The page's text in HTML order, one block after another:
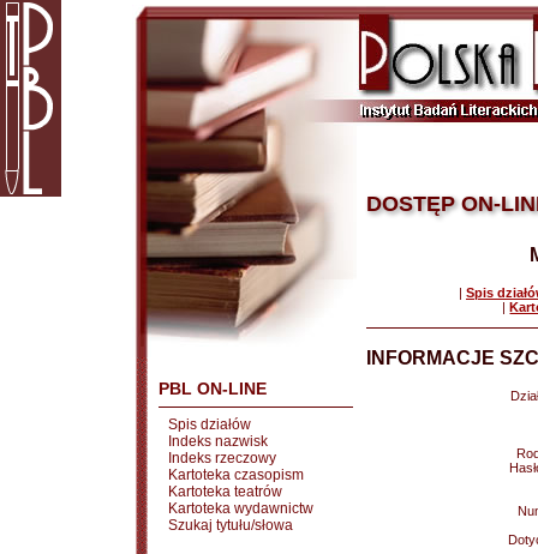
PBL ON-LINE
Spis działów
Indeks nazwisk
Indeks rzeczowy
Kartoteka czasopism
Kartoteka teatrów
Kartoteka wydawnictw
Szukaj tytułu/słowa
DOSTĘP ON-
| Spis
|
INFORMACJE